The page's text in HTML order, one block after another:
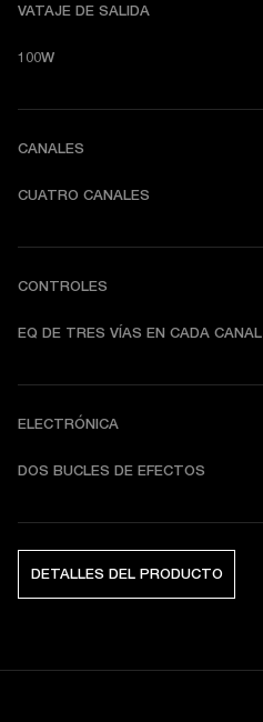
VATAJE DE SALIDA
100W
CANALES
CUATRO CANALES
CONTROLES
EQ DE TRES VÍAS EN CADA CANAL
ELECTRÓNICA
DOS BUCLES DE EFECTOS
DETALLES DEL PRODUCTO